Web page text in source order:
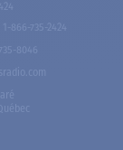
1-866-735-2424
8046